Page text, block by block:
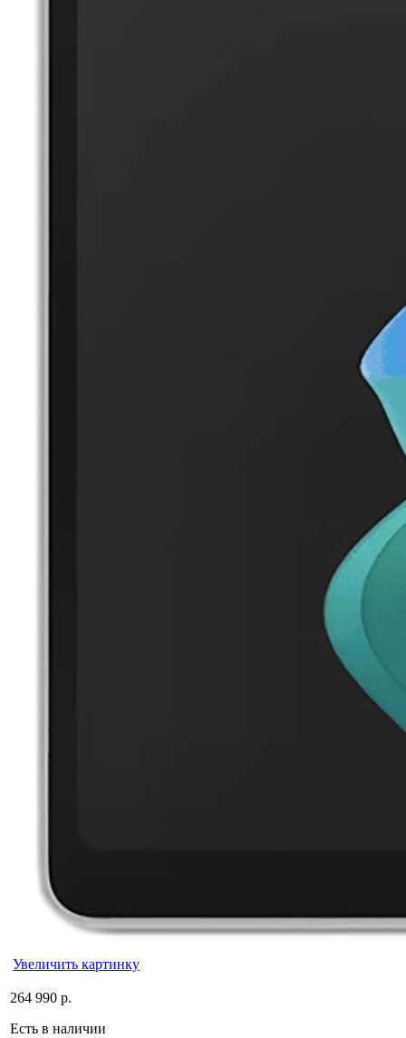
Увеличить картинку
264 990 р.
Есть в наличии